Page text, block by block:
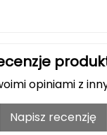
opiniami z
Napisz recenzję